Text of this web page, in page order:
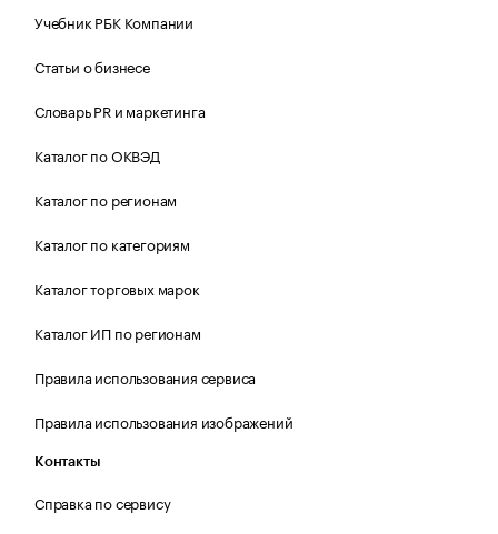
Учебник РБК Компании
Статьи о бизнесе
Словарь PR и маркетинга
Каталог по ОКВЭД
Каталог по регионам
Каталог по категориям
Каталог торговых марок
Каталог ИП по регионам
Правила использования сервиса
Правила использования изображений
Контакты
Справка по сервису